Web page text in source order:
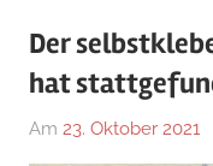
Blog
Der
hat
Am 23. Oktober 2021